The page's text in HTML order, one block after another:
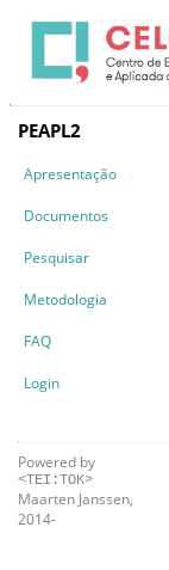
PEAPL2
Apresentação
Documentos
Pesquisar
Metodologia
FAQ
Login
Powered by
<TEI:TOK>
Maarten Janssen,
2014-